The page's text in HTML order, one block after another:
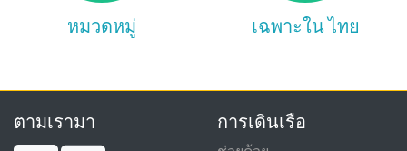
หมวดหมู่ เฉพาะใน ไทย
ตามเรามา การเดินเรือ